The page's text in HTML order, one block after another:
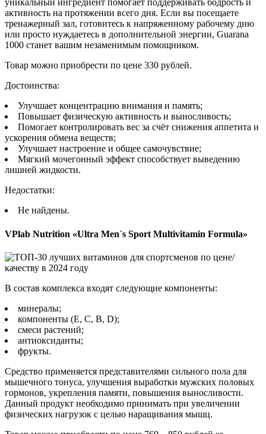
уникальный ингредиент помогает поддерживать бодрость и
активность на протяжении всего дня. Если вы посещаете
тренажерный зал, готовитесь к напряженному рабочему дню
или просто нуждаетесь в дополнительной энергии, Guarana
1000 станет вашим незаменимым помощником.
Товар можно приобрести по цене 330 рублей.
Достоинства:
Улучшает концентрацию внимания и память;
Повышает физическую активность и выносливость;
Помогает контролировать вес за счёт снижения аппетита и
ускорения обмена веществ;
Улучшает настроение и общее самочувствие;
Мягкий мочегонный эффект способствует выведению
лишней жидкости.
Недостатки:
Не найдены.
VPlab Nutrition «Ultra Men`s Sport Multivitamin Formula»
В состав комплекса входят следующие компоненты:
минералы;
компоненты (Е, С, В, D);
смеси растений;
антиоксиданты;
фрукты.
Средство применяется представителями сильного пола для
мышечного тонуса, улучшения выработки мужских половых
гормонов, укрепления памяти, повышения выносливости.
Данный продукт необходимо принимать при увеличении
физических нагрузок с целью наращивания мышц.